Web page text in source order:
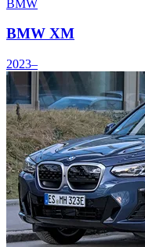
BMW
BMW XM
2023–